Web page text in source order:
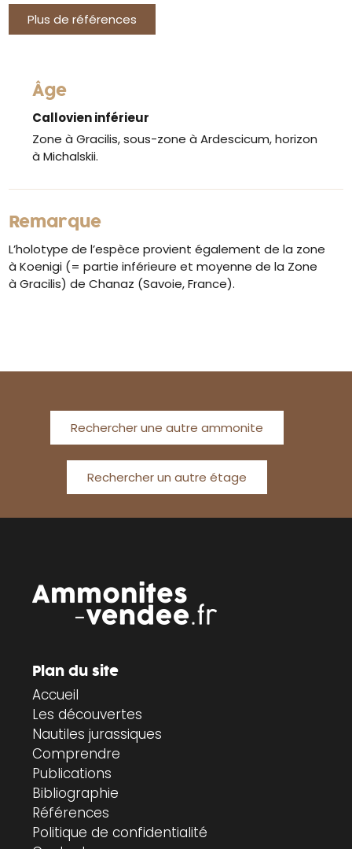
Plus de références
Âge
Callovien inférieur
Zone à Gracilis, sous-zone à Ardescicum, horizon
à Michalskii.
Remarque
L’holotype de l’espèce provient également de la zone
à Koenigi (= partie inférieure et moyenne de la Zone
à Gracilis) de Chanaz (Savoie, France).
Rechercher une autre ammonite
Rechercher un autre étage
Plan du site
Accueil
Les découvertes
Nautiles jurassiques
Comprendre
Publications
Bibliographie
Références
Politique de confidentialité